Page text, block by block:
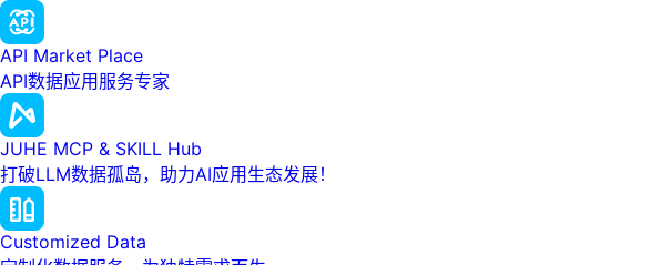
API Market Place
API数据应用服务专家
JUHE MCP & SKILL Hub
打破LLM数据孤岛，助力AI应用生态发展！
Customized Data